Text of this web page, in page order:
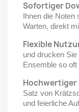
Sofortiger
Ihnen die Noten
Warten, direkt
Flexible
und drucken
Ensemble so
Hochwertiger
Satz von
und feierliche